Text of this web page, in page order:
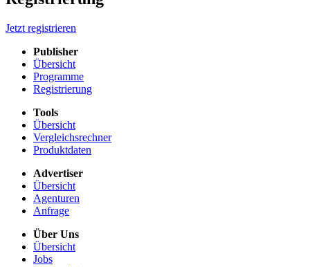
Jetzt registrieren
Publisher
Übersicht
Programme
Registrierung
Tools
Übersicht
Vergleichsrechner
Produktdaten
Advertiser
Übersicht
Agenturen
Anfrage
Über Uns
Übersicht
Jobs